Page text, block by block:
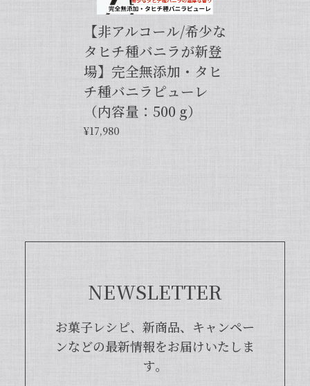
申し上げます。
2024/06/14
プリンをよく作るので購入しました。 今までは安価
なバニラエッセンスを仕方なく使っていました。 バ
り、大変嬉しく思います。こちらの商品
富な莢ごとピューレにした商品でござい
まして、バニラビーンズよりお得で、さ
らに使いやすくなった当店オリジナルの
商品となっております。また、「バニラ
【非アルコール/希少な
タヒチ種バニラが新登
場】完全無添加・タヒ
チ種バニラピューレ
（内容量：500 g）
¥17,980
NEWSLETTER
お菓子レシピ、新商品、キャンペー
ンなどの最新情報をお届けいたしま
す。